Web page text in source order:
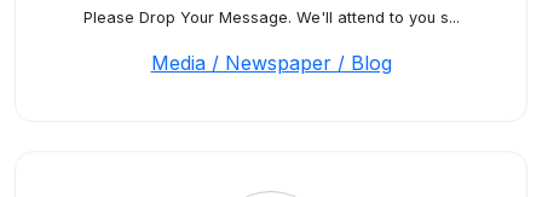
Please Drop Your Message. We'll attend to you s...
Media / Newspaper / Blog